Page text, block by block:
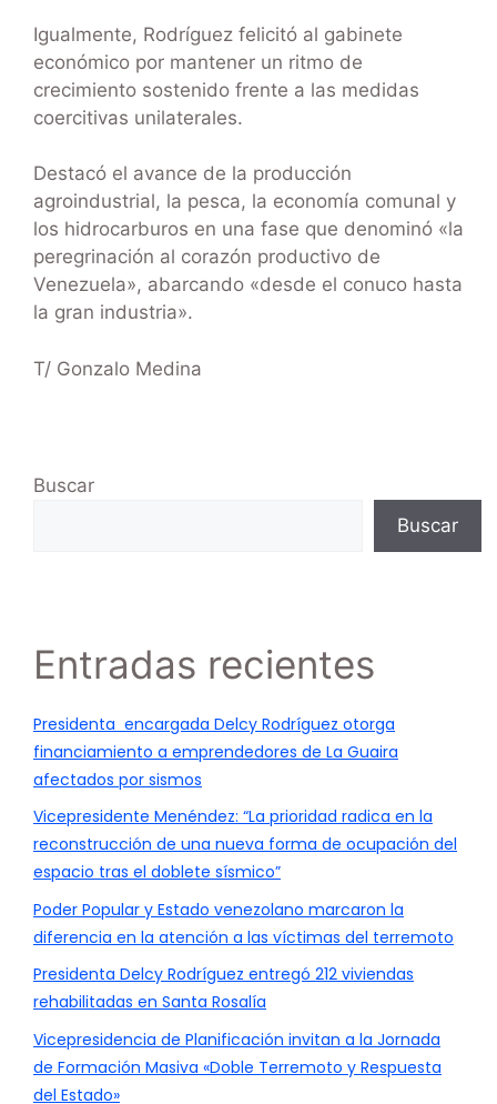
Igualmente, Rodríguez felicitó al gabinete
económico por mantener un ritmo de
crecimiento sostenido frente a las medidas
coercitivas unilaterales.
Destacó el avance de la producción
agroindustrial, la pesca, la economía comunal y
los hidrocarburos en una fase que denominó «la
peregrinación al corazón productivo de
Venezuela», abarcando «desde el conuco hasta
la gran industria».
T/ Gonzalo Medina
Buscar
Buscar
Entradas recientes
Presidenta encargada Delcy Rodríguez otorga
financiamiento a emprendedores de La Guaira
afectados por sismos
Vicepresidente Menéndez: “La prioridad radica en la
reconstrucción de una nueva forma de ocupación del
espacio tras el doblete sísmico”
Poder Popular y Estado venezolano marcaron la
diferencia en la atención a las víctimas del terremoto
Presidenta Delcy Rodríguez entregó 212 viviendas
rehabilitadas en Santa Rosalía
Vicepresidencia de Planificación invitan a la Jornada
de Formación Masiva «Doble Terremoto y Respuesta
del Estado»